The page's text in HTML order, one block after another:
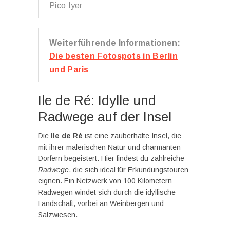
Pico Iyer
Weiterführende Informationen:
Die besten Fotospots in Berlin
und Paris
Ile de Ré: Idylle und
Radwege auf der Insel
Die Ile de Ré ist eine zauberhafte Insel, die
mit ihrer malerischen Natur und charmanten
Dörfern begeistert. Hier findest du zahlreiche
Radwege, die sich ideal für Erkundungstouren
eignen. Ein Netzwerk von 100 Kilometern
Radwegen windet sich durch die idyllische
Landschaft, vorbei an Weinbergen und
Salzwiesen.